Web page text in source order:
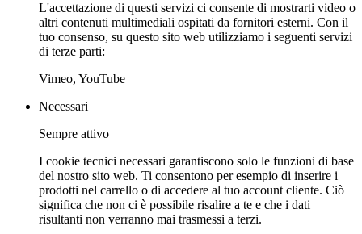
L'accettazione di questi servizi ci consente di mostrarti video o
altri contenuti multimediali ospitati da fornitori esterni. Con il
tuo consenso, su questo sito web utilizziamo i seguenti servizi
di terze parti:
Vimeo, YouTube
Necessari
Sempre attivo
I cookie tecnici necessari garantiscono solo le funzioni di base
del nostro sito web. Ti consentono per esempio di inserire i
prodotti nel carrello o di accedere al tuo account cliente. Ciò
significa che non ci è possibile risalire a te e che i dati
risultanti non verranno mai trasmessi a terzi.